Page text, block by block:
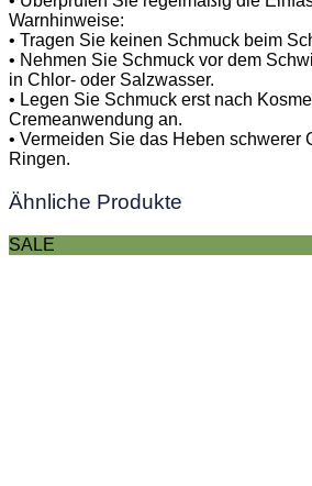
Warnhinweise:
• Tragen Sie keinen Schmuck beim
• Nehmen Sie Schmuck vor dem
in Chlor- oder Salzwasser.
• Legen Sie Schmuck erst nach
Cremeanwendung an.
• Vermeiden Sie das Heben schwerer
Ringen.
Ähnliche Produkte
SALE